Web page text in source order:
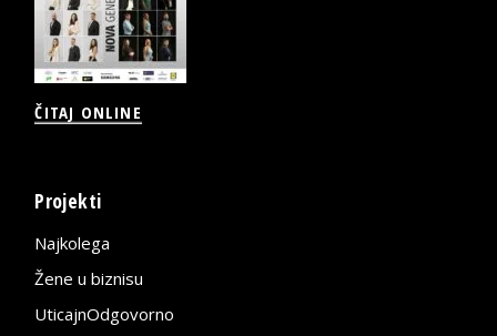
ČITAJ ONLINE
Projekti
Najkolega
Žene u biznisu
UticajnOdgovorno